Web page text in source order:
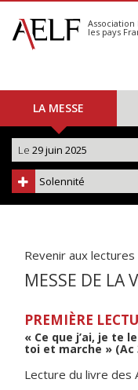
S'abonner
Calendrier
les pays
LA MESSE
Le 29 juin 2025
Solennité
Revenir aux lectures
MESSE DE LA
PREMIÈRE
« Ce que j’ai, je te
toi et marche » (Ac
Lecture du livre des